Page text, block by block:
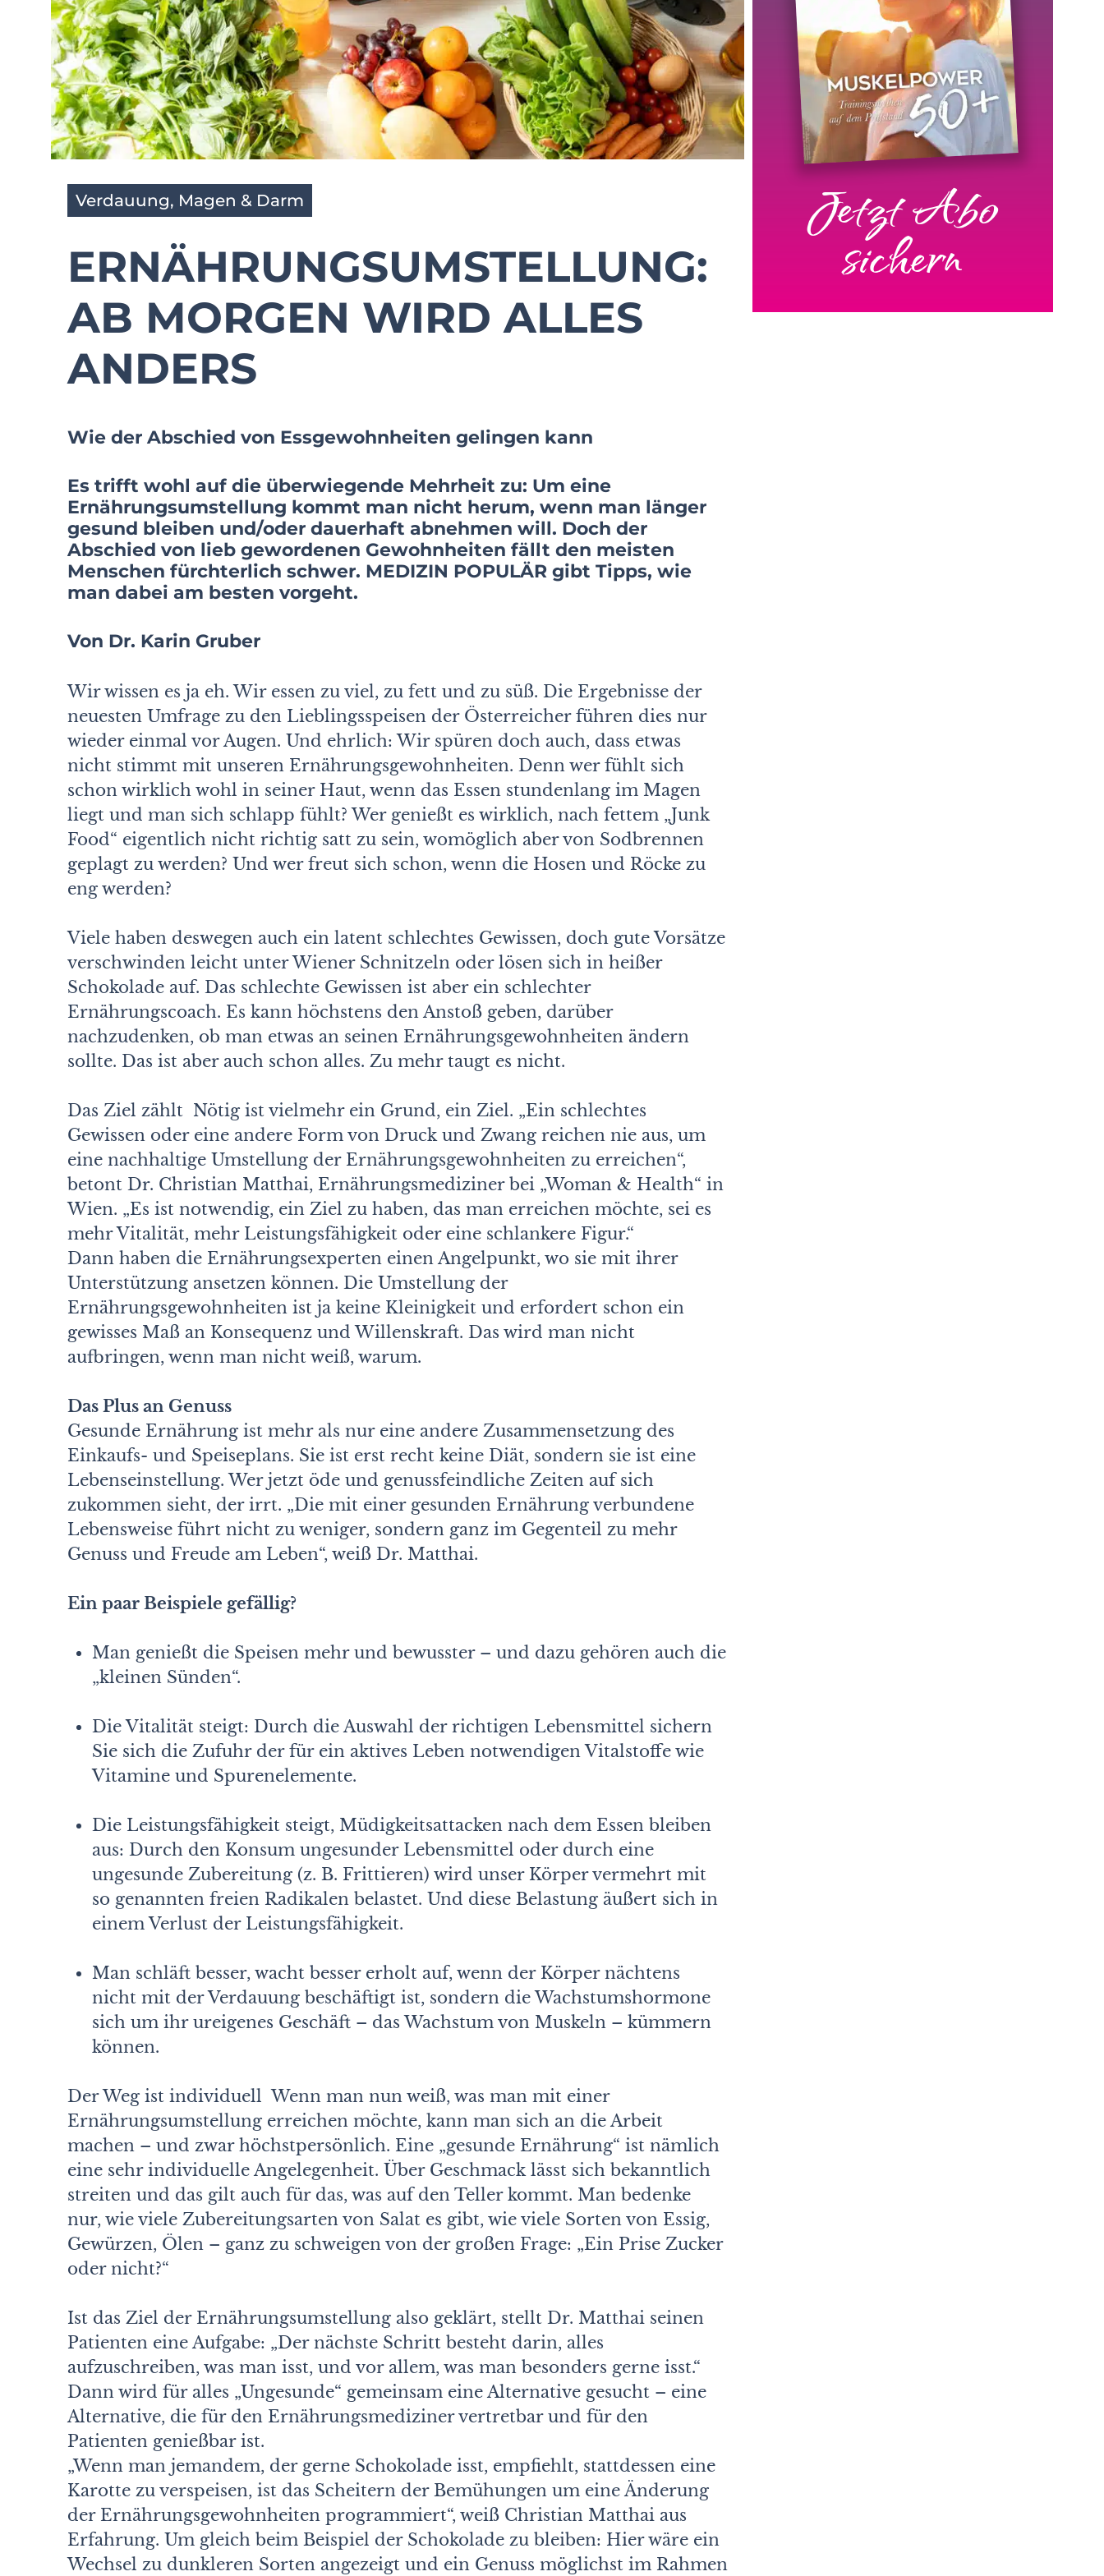
Verdauung, Magen & Darm
ERNÄHRUNGSUMSTELLUNG:
AB MORGEN WIRD ALLES
ANDERS
Wie der Abschied von Essgewohnheiten gelingen kann
Es trifft wohl auf die überwiegende Mehrheit zu: Um eine
Ernährungsumstellung kommt man nicht herum, wenn man länger
gesund bleiben und/oder dauerhaft abnehmen will. Doch der
Abschied von lieb gewordenen Gewohnheiten fällt den meisten
Menschen fürchterlich schwer. MEDIZIN POPULÄR gibt Tipps, wie
man dabei am besten vorgeht.
Von Dr. Karin Gruber
Wir wissen es ja eh. Wir essen zu viel, zu fett und zu süß. Die Ergebnisse der
neuesten Umfrage zu den Lieblingsspeisen der Österreicher führen dies nur
wieder einmal vor Augen. Und ehrlich: Wir spüren doch auch, dass etwas
nicht stimmt mit unseren Ernährungsgewohnheiten. Denn wer fühlt sich
schon wirklich wohl in seiner Haut, wenn das Essen stundenlang im Magen
liegt und man sich schlapp fühlt? Wer genießt es wirklich, nach fettem „Junk
Food“ eigentlich nicht richtig satt zu sein, womöglich aber von Sodbrennen
geplagt zu werden? Und wer freut sich schon, wenn die Hosen und Röcke zu
eng werden?
Viele haben deswegen auch ein latent schlechtes Gewissen, doch gute Vorsätze
verschwinden leicht unter Wiener Schnitzeln oder lösen sich in heißer
Schokolade auf. Das schlechte Gewissen ist aber ein schlechter
Ernährungscoach. Es kann höchstens den Anstoß geben, darüber
nachzudenken, ob man etwas an seinen Ernährungsgewohnheiten ändern
sollte. Das ist aber auch schon alles. Zu mehr taugt es nicht.
Das Ziel zählt Nötig ist vielmehr ein Grund, ein Ziel. „Ein schlechtes
Gewissen oder eine andere Form von Druck und Zwang reichen nie aus, um
eine nachhaltige Umstellung der Ernährungsgewohnheiten zu erreichen“,
betont Dr. Christian Matthai, Ernährungsmediziner bei „Woman & Health“ in
Wien. „Es ist notwendig, ein Ziel zu haben, das man erreichen möchte, sei es
mehr Vitalität, mehr Leistungsfähigkeit oder eine schlankere Figur.“
Dann haben die Ernährungsexperten einen Angelpunkt, wo sie mit ihrer
Unterstützung ansetzen können. Die Umstellung der
Ernährungsgewohnheiten ist ja keine Kleinigkeit und erfordert schon ein
gewisses Maß an Konsequenz und Willenskraft. Das wird man nicht
aufbringen, wenn man nicht weiß, warum.
Das Plus an Genuss
Gesunde Ernährung ist mehr als nur eine andere Zusammensetzung des
Einkaufs- und Speiseplans. Sie ist erst recht keine Diät, sondern sie ist eine
Lebenseinstellung. Wer jetzt öde und genussfeindliche Zeiten auf sich
zukommen sieht, der irrt. „Die mit einer gesunden Ernährung verbundene
Lebensweise führt nicht zu weniger, sondern ganz im Gegenteil zu mehr
Genuss und Freude am Leben“, weiß Dr. Matthai.
Ein paar Beispiele gefällig?
Man genießt die Speisen mehr und bewusster – und dazu gehören auch die
„kleinen Sünden“.
Die Vitalität steigt: Durch die Auswahl der richtigen Lebensmittel sichern
Sie sich die Zufuhr der für ein aktives Leben notwendigen Vitalstoffe wie
Vitamine und Spurenelemente.
Die Leistungsfähigkeit steigt, Müdigkeitsattacken nach dem Essen bleiben
aus: Durch den Konsum ungesunder Lebensmittel oder durch eine
ungesunde Zubereitung (z. B. Frittieren) wird unser Körper vermehrt mit
so genannten freien Radikalen belastet. Und diese Belastung äußert sich in
einem Verlust der Leistungsfähigkeit.
Man schläft besser, wacht besser erholt auf, wenn der Körper nächtens
nicht mit der Verdauung beschäftigt ist, sondern die Wachstumshormone
sich um ihr ureigenes Geschäft – das Wachstum von Muskeln – kümmern
können.
Der Weg ist individuell Wenn man nun weiß, was man mit einer
Ernährungsumstellung erreichen möchte, kann man sich an die Arbeit
machen – und zwar höchstpersönlich. Eine „gesunde Ernährung“ ist nämlich
eine sehr individuelle Angelegenheit. Über Geschmack lässt sich bekanntlich
streiten und das gilt auch für das, was auf den Teller kommt. Man bedenke
nur, wie viele Zubereitungsarten von Salat es gibt, wie viele Sorten von Essig,
Gewürzen, Ölen – ganz zu schweigen von der großen Frage: „Ein Prise Zucker
oder nicht?“
Ist das Ziel der Ernährungsumstellung also geklärt, stellt Dr. Matthai seinen
Patienten eine Aufgabe: „Der nächste Schritt besteht darin, alles
aufzuschreiben, was man isst, und vor allem, was man besonders gerne isst.“
Dann wird für alles „Ungesunde“ gemeinsam eine Alternative gesucht – eine
Alternative, die für den Ernährungsmediziner vertretbar und für den
Patienten genießbar ist.
„Wenn man jemandem, der gerne Schokolade isst, empfiehlt, stattdessen eine
Karotte zu verspeisen, ist das Scheitern der Bemühungen um eine Änderung
der Ernährungsgewohnheiten programmiert“, weiß Christian Matthai aus
Erfahrung. Um gleich beim Beispiel der Schokolade zu bleiben: Hier wäre ein
Wechsel zu dunkleren Sorten angezeigt und ein Genuss möglichst im Rahmen
Jetzt Abo
sichern